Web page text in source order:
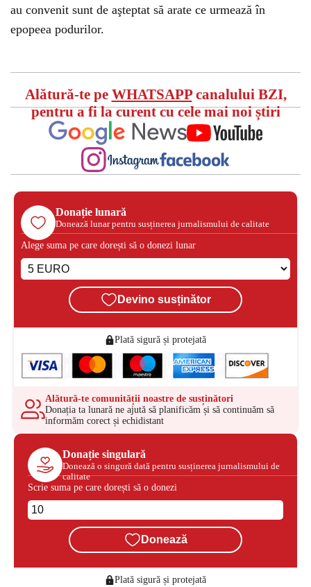
au convenit sunt de aşteptat să arate ce urmează în
epopeea podurilor.
Alătură-te pe WHATSAPPcanalului BZI,
pentru a fi la curent cu cele mai noi știri
Donație lunară
Donează lunar pentru susținerea jurnalismului de calitate
Alege suma pe care dorești să o donezi lunar
Devino susținător
Plată sigură și protejată
Alătură-te comunității noastre de susținători
Donația ta lunară ne ajută să planificăm și să continuăm să
informăm corect și echidistant
Donație singulară
Donează o singură dată pentru susținerea jurnalismului de
calitate
Scrie suma pe care dorești să o donezi
Donează
Plată sigură și protejată